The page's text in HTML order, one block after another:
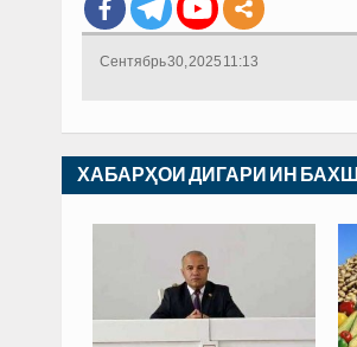
Сентябрь 30, 2025 11:13
ХАБАРҲОИ ДИГАРИ ИН БАХШ